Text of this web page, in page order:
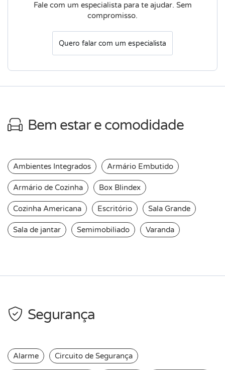
Fale com um especialista para te ajudar. Sem
compromisso.
Quero falar com um especialista
Bem estar e comodidade
Ambientes Integrados Armário Embutido
Armário de Cozinha Box Blindex
Cozinha Americana Escritório Sala Grande
Sala de jantar Semimobiliado Varanda
Segurança
Alarme Circuito de Segurança